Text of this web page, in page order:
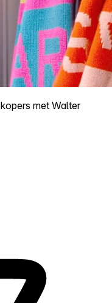
kopers met Walter